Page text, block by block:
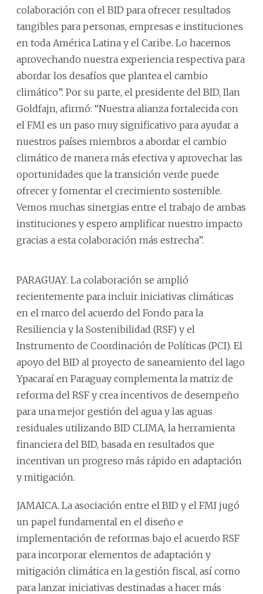
colaboración con el BID para ofrecer resultados
tangibles para personas, empresas e instituciones
en toda América Latina y el Caribe. Lo hacemos
aprovechando nuestra experiencia respectiva para
abordar los desafíos que plantea el cambio
climático”. Por su parte, el presidente del BID, Ilan
Goldfajn, afirmó: “Nuestra alianza fortalecida con
el FMI es un paso muy significativo para ayudar a
nuestros países miembros a abordar el cambio
climático de manera más efectiva y aprovechar las
oportunidades que la transición verde puede
ofrecer y fomentar el crecimiento sostenible.
Vemos muchas sinergias entre el trabajo de ambas
instituciones y espero amplificar nuestro impacto
gracias a esta colaboración más estrecha”.
PARAGUAY. La colaboración se amplió
recientemente para incluir iniciativas climáticas
en el marco del acuerdo del Fondo para la
Resiliencia y la Sostenibilidad (RSF) y el
Instrumento de Coordinación de Políticas (PCI). El
apoyo del BID al proyecto de saneamiento del lago
Ypacaraí en Paraguay complementa la matriz de
reforma del RSF y crea incentivos de desempeño
para una mejor gestión del agua y las aguas
residuales utilizando BID CLIMA, la herramienta
financiera del BID, basada en resultados que
incentivan un progreso más rápido en adaptación
y mitigación.
JAMAICA. La asociación entre el BID y el FMI jugó
un papel fundamental en el diseño e
implementación de reformas bajo el acuerdo RSF
para incorporar elementos de adaptación y
mitigación climática en la gestión fiscal, así como
para lanzar iniciativas destinadas a hacer más